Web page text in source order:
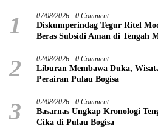
1 07/08/2026 0 Comment
Diskumperindag Tegur Ritel
Beras Subsidi Aman di Tengah
2 02/08/2026 0 Comment
Liburan Membawa Duka,
Perairan Pulau Bogisa
3 02/08/2026 0 Comment
Basarnas Ungkap Kronologi
Cika di Pulau Bogisa